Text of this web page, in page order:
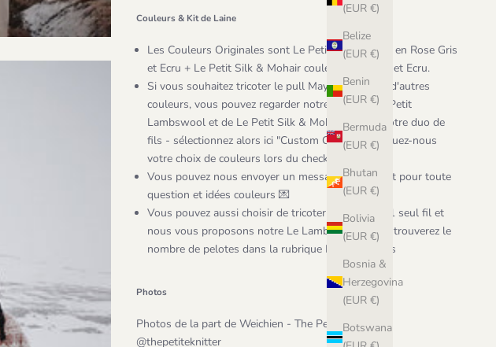
(EUR €)
Belize
(EUR €)
Benin
(EUR €)
Bermuda
(EUR €)
Bhutan
(EUR €)
Bolivia
(EUR €)
Bosnia &
Herzegovina
(EUR €)
Botswana
Couleurs & Kit de Laine
Les Couleurs Originales sont Le Petit Lambswool en Rose Gris
et Ecru + Le Petit Silk & Mohair couleur Rose Gris et Ecru.
Si vous souhaitez tricoter le pull Mayflower dans d'autres
couleurs, vous pouvez regarder notre page deLe Petit
Lambswool et de Le Petit Silk & Mohair, définir votre duo de
fils - sélectionnez alors ici "Custom Color" et indiquez-nous
votre choix de couleurs lors du checkout
Vous pouvez nous envoyer un message via le Chat pour toute
question et idées couleurs💌
Vous pouvez aussi choisir de tricoter ce pull avec 1 seul fil et
nous vous proposons notre Le Lambswool. Vous trouverez le
nombre de pelotes dans la rubrique Laine plus bas
Photos
Photos de la part de Weichien - The Petite Knitter
@thepetiteknitter